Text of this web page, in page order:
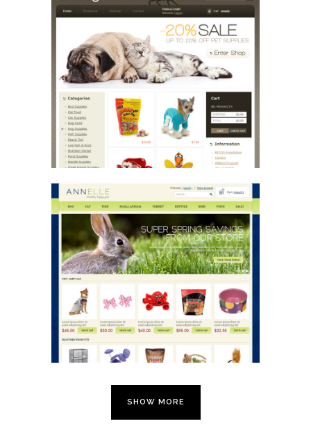
Ani00024
E-Commerce Design / Website Design
/ 애완동물 / 애완동물
Ani00023
E-Commerce Design / Website Design
/ 애완동물 / 애완동물
SHOW MORE